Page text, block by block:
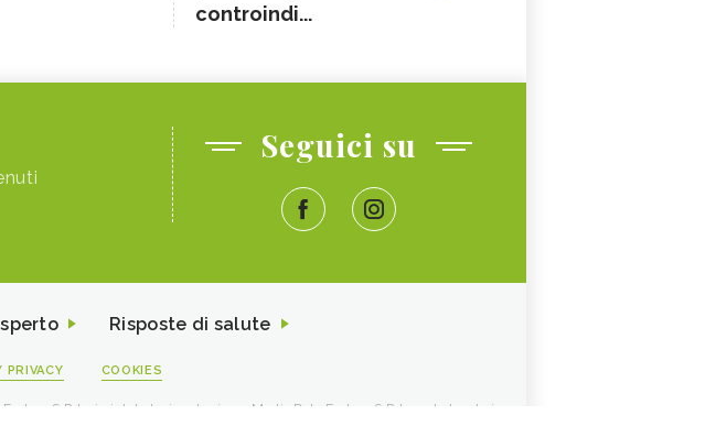
controindi...
Seguici su
Risposte di salute
PRIVACY COOKIES
S.R.L, è vietata la riproduzione. Media Data Factory S.R.L. sede legale in